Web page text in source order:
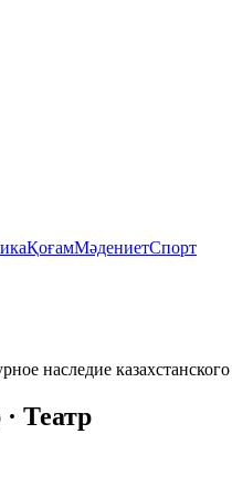
ҚоғамМәдениетСпорт
наследие
Театр